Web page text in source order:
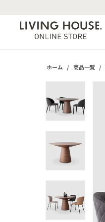
ホーム / 商品一覧 /